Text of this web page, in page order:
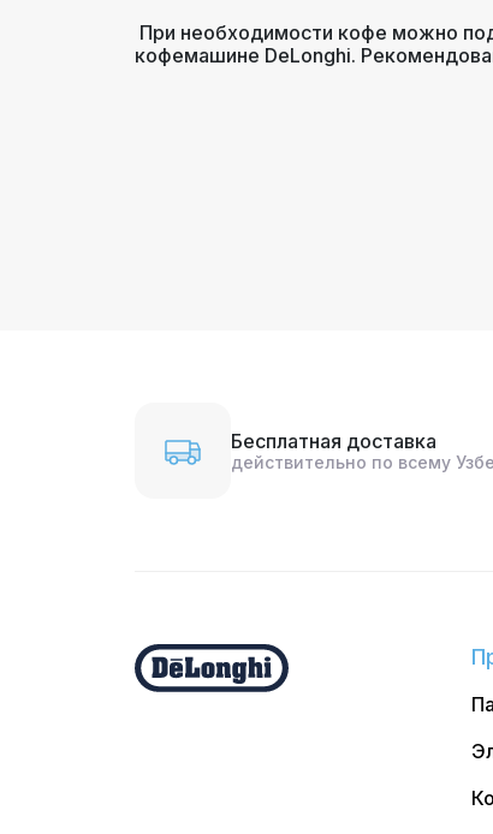
При необходимости кофе можно
кофемашине DeLonghi.
Бесплатная доставка
действительно по всему